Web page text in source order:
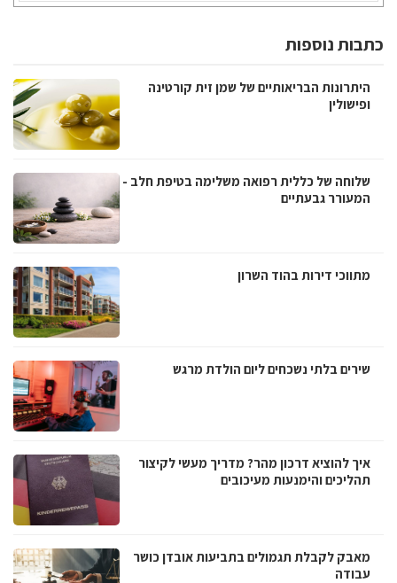
כתבות נוספות
היתרונות הבריאותיים של שמן זית קורטינה
ופישולין
שלוחה של כללית רפואה משלימה בטיפת חלב -
המעורר גבעתיים
מתווכי דירות בהוד השרון
שירים בלתי נשכחים ליום הולדת מרגש
איך להוציא דרכון מהר? מדריך מעשי לקיצור
תהליכים והימנעות מעיכובים
מאבק לקבלת תגמולים בתביעות אובדן כושר
עבודה